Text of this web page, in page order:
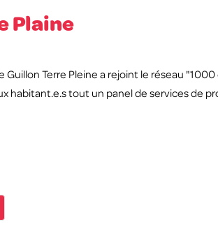
Plaine
Terre Pleine a rejoint le réseau "1000
habitant.e.s tout un panel de services de